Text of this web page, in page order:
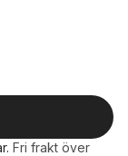
. Fri frakt över